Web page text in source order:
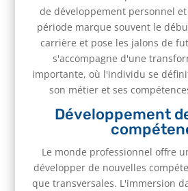
de développement personnel
période marque souvent le
carrière et pose les jalons de
s'accompagne d'une
importante, où l'individu se
son métier et ses
Développement
Le monde professionnel offre
développer de nouvelles
que transversales. L'immersion